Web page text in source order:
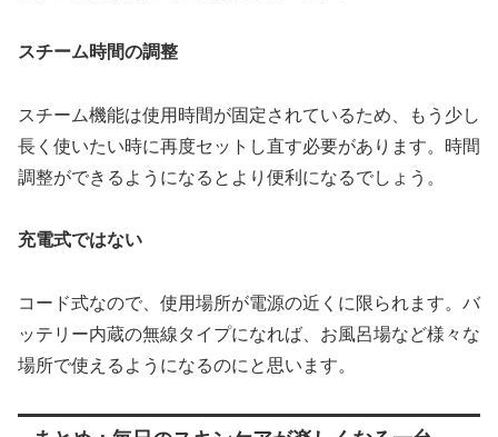
スチーム時間の調整
スチーム機能は使用時間が固定されているため、もう少し
長く使いたい時に再度セットし直す必要があります。時間
調整ができるようになるとより便利になるでしょう。
充電式ではない
コード式なので、使用場所が電源の近くに限られます。バ
ッテリー内蔵の無線タイプになれば、お風呂場など様々な
場所で使えるようになるのにと思います。